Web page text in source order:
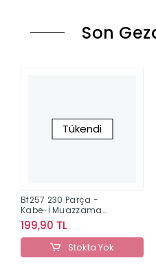
Son
Tükendi
Bf257 230 Parça -
Kabe-İ Muazzama
Bluefocus
199,90 TL
Stokta Yok